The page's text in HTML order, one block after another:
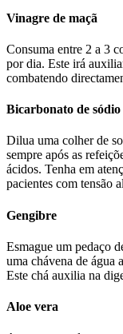
Vinagre de maçã
Consuma entre 2 a 3
por dia. Este irá
combatendo
Bicarbonato de sódio
Dilua uma colher de
sempre após as
ácidos. Tenha em
pacientes com tensão
Gengibre
Esmague um pedaço
uma chávena de água
Este chá auxilia na
Aloe vera